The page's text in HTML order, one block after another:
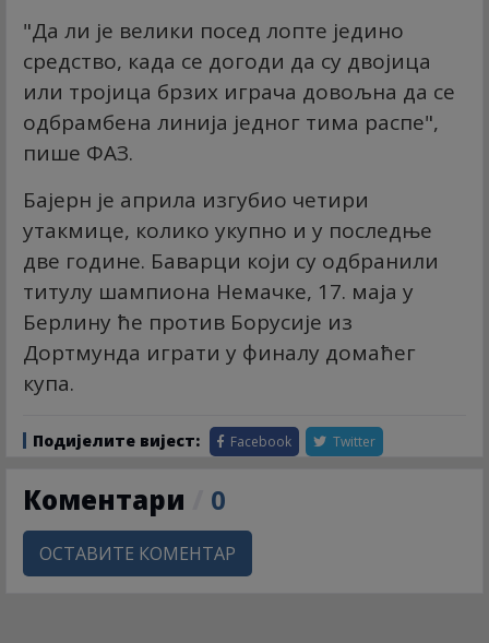
"Да ли је велики посед лопте једино
средство, када се догоди да су двојица
или тројица брзих играча довољна да се
одбрамбена линија једног тима распе",
пише ФАЗ.
Бајерн је априла изгубио четири
утакмице, колико укупно и у последње
две године. Баварци који су одбранили
титулу шампиона Немачке, 17. маја у
Берлину ће против Борусије из
Дортмунда играти у финалу домаћег
купа.
Подијелите вијест: Facebook Twitter
Коментари 0
ОСТАВИТЕ КОМЕНТАР